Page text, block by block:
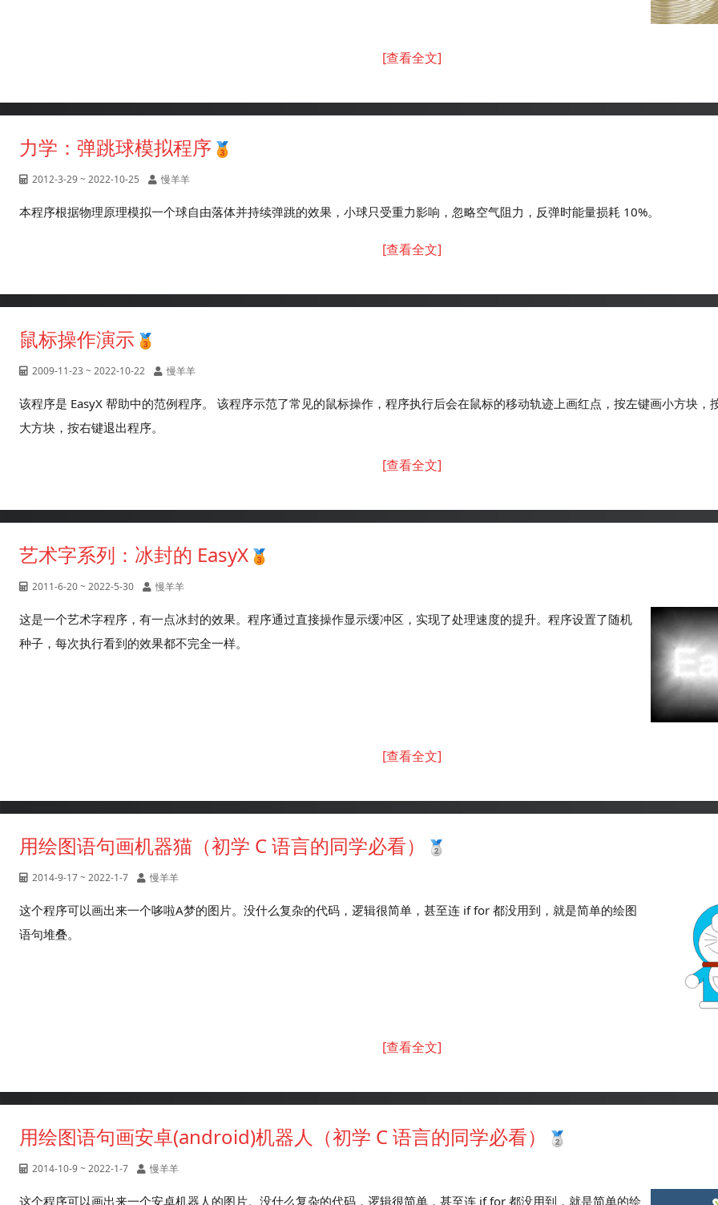
[查看全文]
力学：弹跳球模拟程序
2012-3-29 ~ 2022-10-25 慢羊羊
本程序根据物理原理模拟一个球自由落体并持续弹跳的效果，小球只受重力影响，忽略空气阻力，反弹时能量损耗 10%。
[查看全文]
鼠标操作演示
2009-11-23 ~ 2022-10-22 慢羊羊
该程序是 EasyX 帮助中的范例程序。 该程序示范了常见的鼠标操作，程序执行后会在鼠标的移动轨迹上画红点，按左键画小方块，
大方块，按右键退出程序。
[查看全文]
艺术字系列：冰封的 EasyX
2011-6-20 ~ 2022-5-30 慢羊羊
这是一个艺术字程序，有一点冰封的效果。程序通过直接操作显示缓冲区，实现了处理速度的提升。程序设置了随机
种子，每次执行看到的效果都不完全一样。
[查看全文]
用绘图语句画机器猫（初学 C 语言的同学必看）
2014-9-17 ~ 2022-1-7 慢羊羊
这个程序可以画出来一个哆啦A梦的图片。没什么复杂的代码，逻辑很简单，甚至连 if for 都没用到，就是简单的绘图
语句堆叠。
[查看全文]
用绘图语句画安卓(android)机器人（初学 C 语言的同学必看）
2014-10-9 ~ 2022-1-7 慢羊羊
这个程序可以画出来一个安卓机器人的图片。没什么复杂的代码，逻辑很简单，甚至连 if for 都没用到，就是简单的绘